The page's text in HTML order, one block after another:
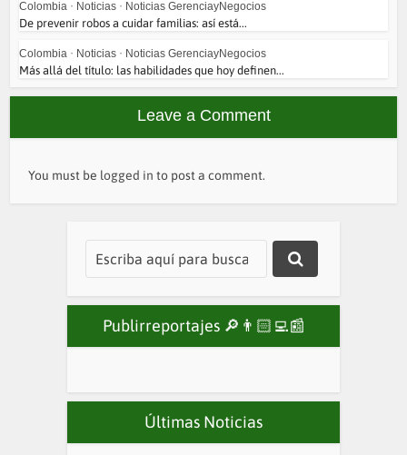
Colombia • Noticias • Noticias GerenciayNegocios
De prevenir robos a cuidar familias: así está...
Colombia • Noticias • Noticias GerenciayNegocios
Más allá del título: las habilidades que hoy definen...
Leave a Comment
You must be logged in to post a comment.
Publirreportajes 🔎👨🏻‍💻📰
Últimas Noticias